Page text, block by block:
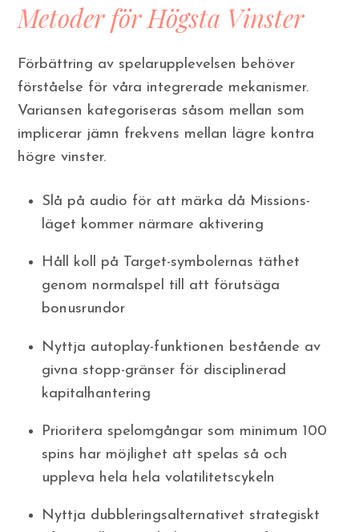
Metoder för Högsta Vinster
Förbättring av spelarupplevelsen behöver
förståelse för våra integrerade mekanismer.
Variansen kategoriseras såsom mellan som
implicerar jämn frekvens mellan lägre kontra
högre vinster.
Slå på audio för att märka då Missions-
läget kommer närmare aktivering
Håll koll på Target-symbolernas täthet
genom normalspel till att förutsäga
bonusrundor
Nyttja autoplay-funktionen bestående av
givna stopp-gränser för disciplinerad
kapitalhantering
Prioritera spelomgångar som minimum 100
spins har möjlighet att spelas så och
uppleva hela hela volatilitetscykeln
Nyttja dubbleringsalternativet strategiskt